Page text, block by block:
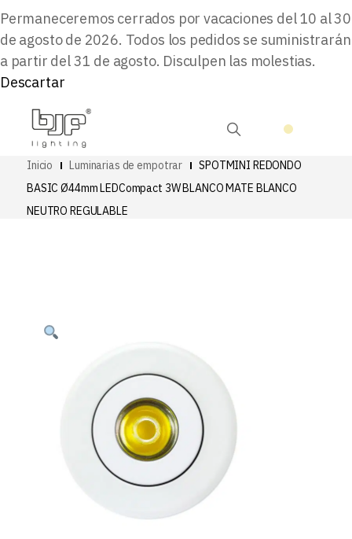
Permaneceremos cerrados por vacaciones del 10 al 30
de agosto de 2026. Todos los pedidos se suministrarán
a partir del 31 de agosto. Disculpen las molestias.
Descartar
Inicio Luminarias de empotrar
SPOTMINI REDONDO
BASIC Ø44mm LEDCompact 3W BLANCO MATE BLANCO
NEUTRO REGULABLE